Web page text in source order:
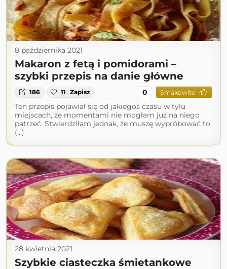
8 października 2021
Makaron z fetą i pomidorami –
szybki przepis na danie główne
186 11 Zapisz 0 Smakowite
Ten przepis pojawiał się od jakiegoś czasu w tylu
miejscach, że momentami nie mogłam już na niego
patrzeć. Stwierdziłam jednak, że muszę wypróbować to
(...)
28 kwietnia 2021
Szybkie ciasteczka śmietankowe